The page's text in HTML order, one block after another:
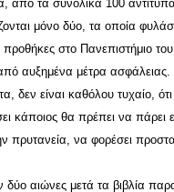
από τα συνολικά 100
μόνο δύο, τα οποία
προθήκες στο Πανεπιστήμιο
αυξημένα μέτρα ασφάλειας.
δεν είναι καθόλου τυχαίο,
κάποιος θα πρέπει να πάρει
πρυτανεία, να φορέσει
δύο αιώνες μετά τα βιβλία